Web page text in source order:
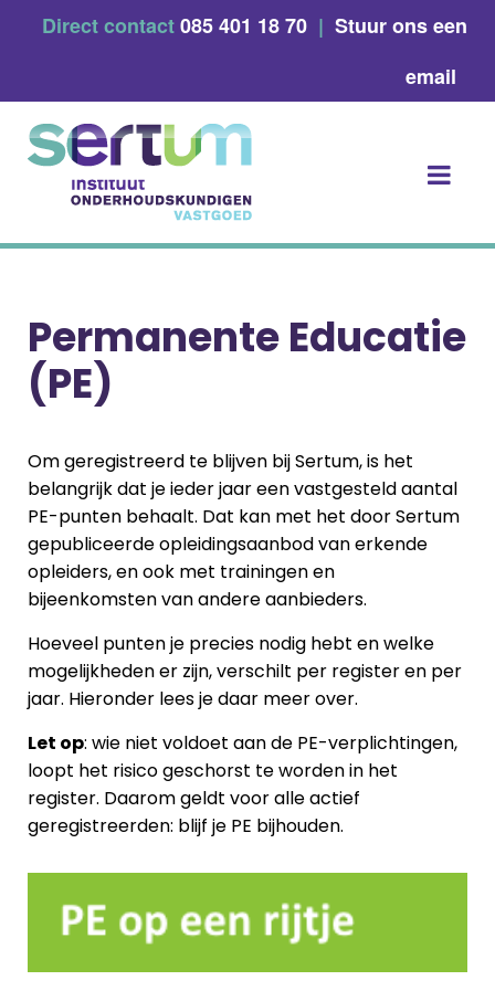
Direct contact085 401 18 70 | Stuur ons een
email
Permanente Educatie
(PE)
Om geregistreerd te blijven bij Sertum, is het
belangrijk dat je ieder jaar een vastgesteld aantal
PE-punten behaalt. Dat kan met het door Sertum
gepubliceerde opleidingsaanbod van erkende
opleiders, en ook met trainingen en
bijeenkomsten van andere aanbieders.
Hoeveel punten je precies nodig hebt en welke
mogelijkheden er zijn, verschilt per register en per
jaar. Hieronder lees je daar meer over.
Let op: wie niet voldoet aan de PE-verplichtingen,
loopt het risico geschorst te worden in het
register. Daarom geldt voor alle actief
geregistreerden: blijf je PE bijhouden.